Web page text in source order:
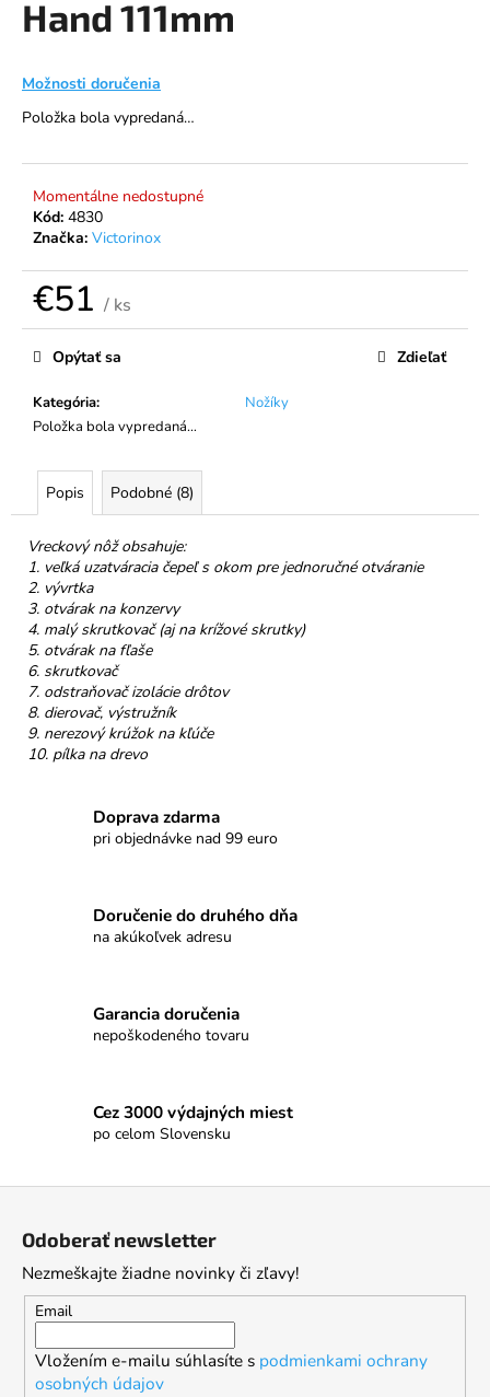
Hand 111mm
Možnosti doručenia
Položka bola vypredaná…
Momentálne nedostupné
Kód: 4830
Značka: Victorinox
€51 / ks
Jednotková
cena:
Kategória:
Nožíky
Položka bola vypredaná…
Opýtať sa Zdieľať
Popis Podobné (8)
Vreckový nôž obsahuje:
1. veľká uzatváracia čepeľ s okom pre jednoručné otváranie
2. vývrtka
3. otvárak na konzervy
4. malý skrutkovač (aj na krížové skrutky)
5. otvárak na fľaše
6. skrutkovač
7. odstraňovač izolácie drôtov
8. dierovač, výstružník
9. nerezový krúžok na kľúče
10. pílka na drevo
á
s
ť
O
p
o
a
m
e
HOREC
KOREŇ
€10
Doprava zdarma
pri objednávke nad 99 euro
Doručenie do druhého dňa
na akúkoľvek adresu
Garancia doručenia
nepoškodeného tovaru
Cez 3000 výdajných miest
po celom Slovensku
Odoberať newsletter
Nezmeškajte žiadne novinky či zľavy!
Email
Vložením e-mailu súhlasíte s podmienkami ochrany
osobných údajov